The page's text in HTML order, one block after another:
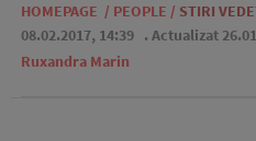
HOMEPAGE / PEOPLE / STIRI
08.02.2017, 14:39 . Actualizat
Ruxandra Marin